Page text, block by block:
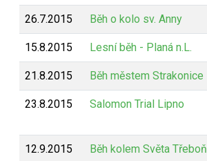
26.7.2015 Běh o kolo sv. Anny
15.8.2015 Lesní běh - Planá n.L.
21.8.2015 Běh městem Strakonice
23.8.2015 Salomon Trial Lipno
12.9.2015 Běh kolem Světa Třeboň